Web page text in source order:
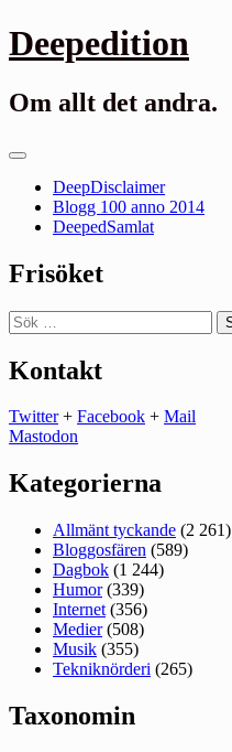
Gå
till
Deepedition
Om allt det andra.
Primär
DeepDisclaimer
Blogg 100 anno 2014
DeepedSamlat
Frisöket
Sök
efter:
Kontakt
Twitter+ Facebook + Mail
Mastodon
Kategorierna
Allmänt tyckande (2 261)
Bloggosfären (589)
Dagbok (1 244)
Humor(339)
Internet (356)
Medier(508)
Musik (355)
Tekniknörderi (265)
Taxonomin